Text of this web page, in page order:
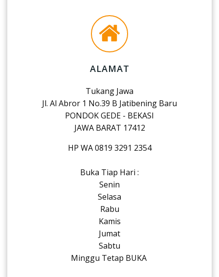
ALAMAT
Tukang Jawa
Jl. Al Abror 1 No.39 B Jatibening Baru
PONDOK GEDE - BEKASI
JAWA BARAT 17412
HP WA 0819 3291 2354
Buka Tiap Hari :
Senin
Selasa
Rabu
Kamis
Jumat
Sabtu
Minggu Tetap BUKA